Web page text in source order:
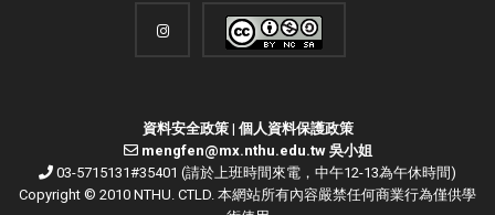
資料安全政策| 個人資料保護政策
mengfen@mx.nthu.edu.tw 吳小姐
03-5715131#35401 (請於上班時間來電，中午12-13為午休時間)
Copyright © 2010 NTHU. CTLD. 本網站所有內容嚴禁任何商業行為僅供學